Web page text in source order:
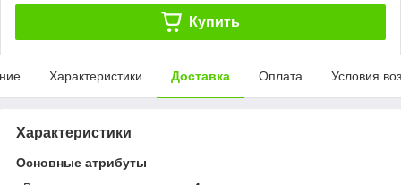
Купить
Характеристики Доставка Оплата Условия
Характеристики
Основные атрибуты